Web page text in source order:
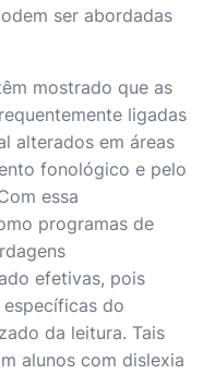
ser abordadas
mostrado que as
ligadas
alterados em áreas
fonológico e pelo
essa
programas de
efetivas, pois
específicas do
da leitura. Tais
alunos com dislexia